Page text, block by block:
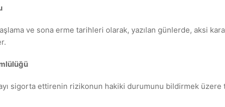
ve sona erme tarihleri olarak, yazılan günlerde, aksi
sigorta ettirenin rizikonun hakiki durumunu bildirmek üzere